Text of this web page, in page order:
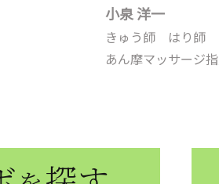
小泉 洋一
きゅう師 はり師
あん摩マッサージ